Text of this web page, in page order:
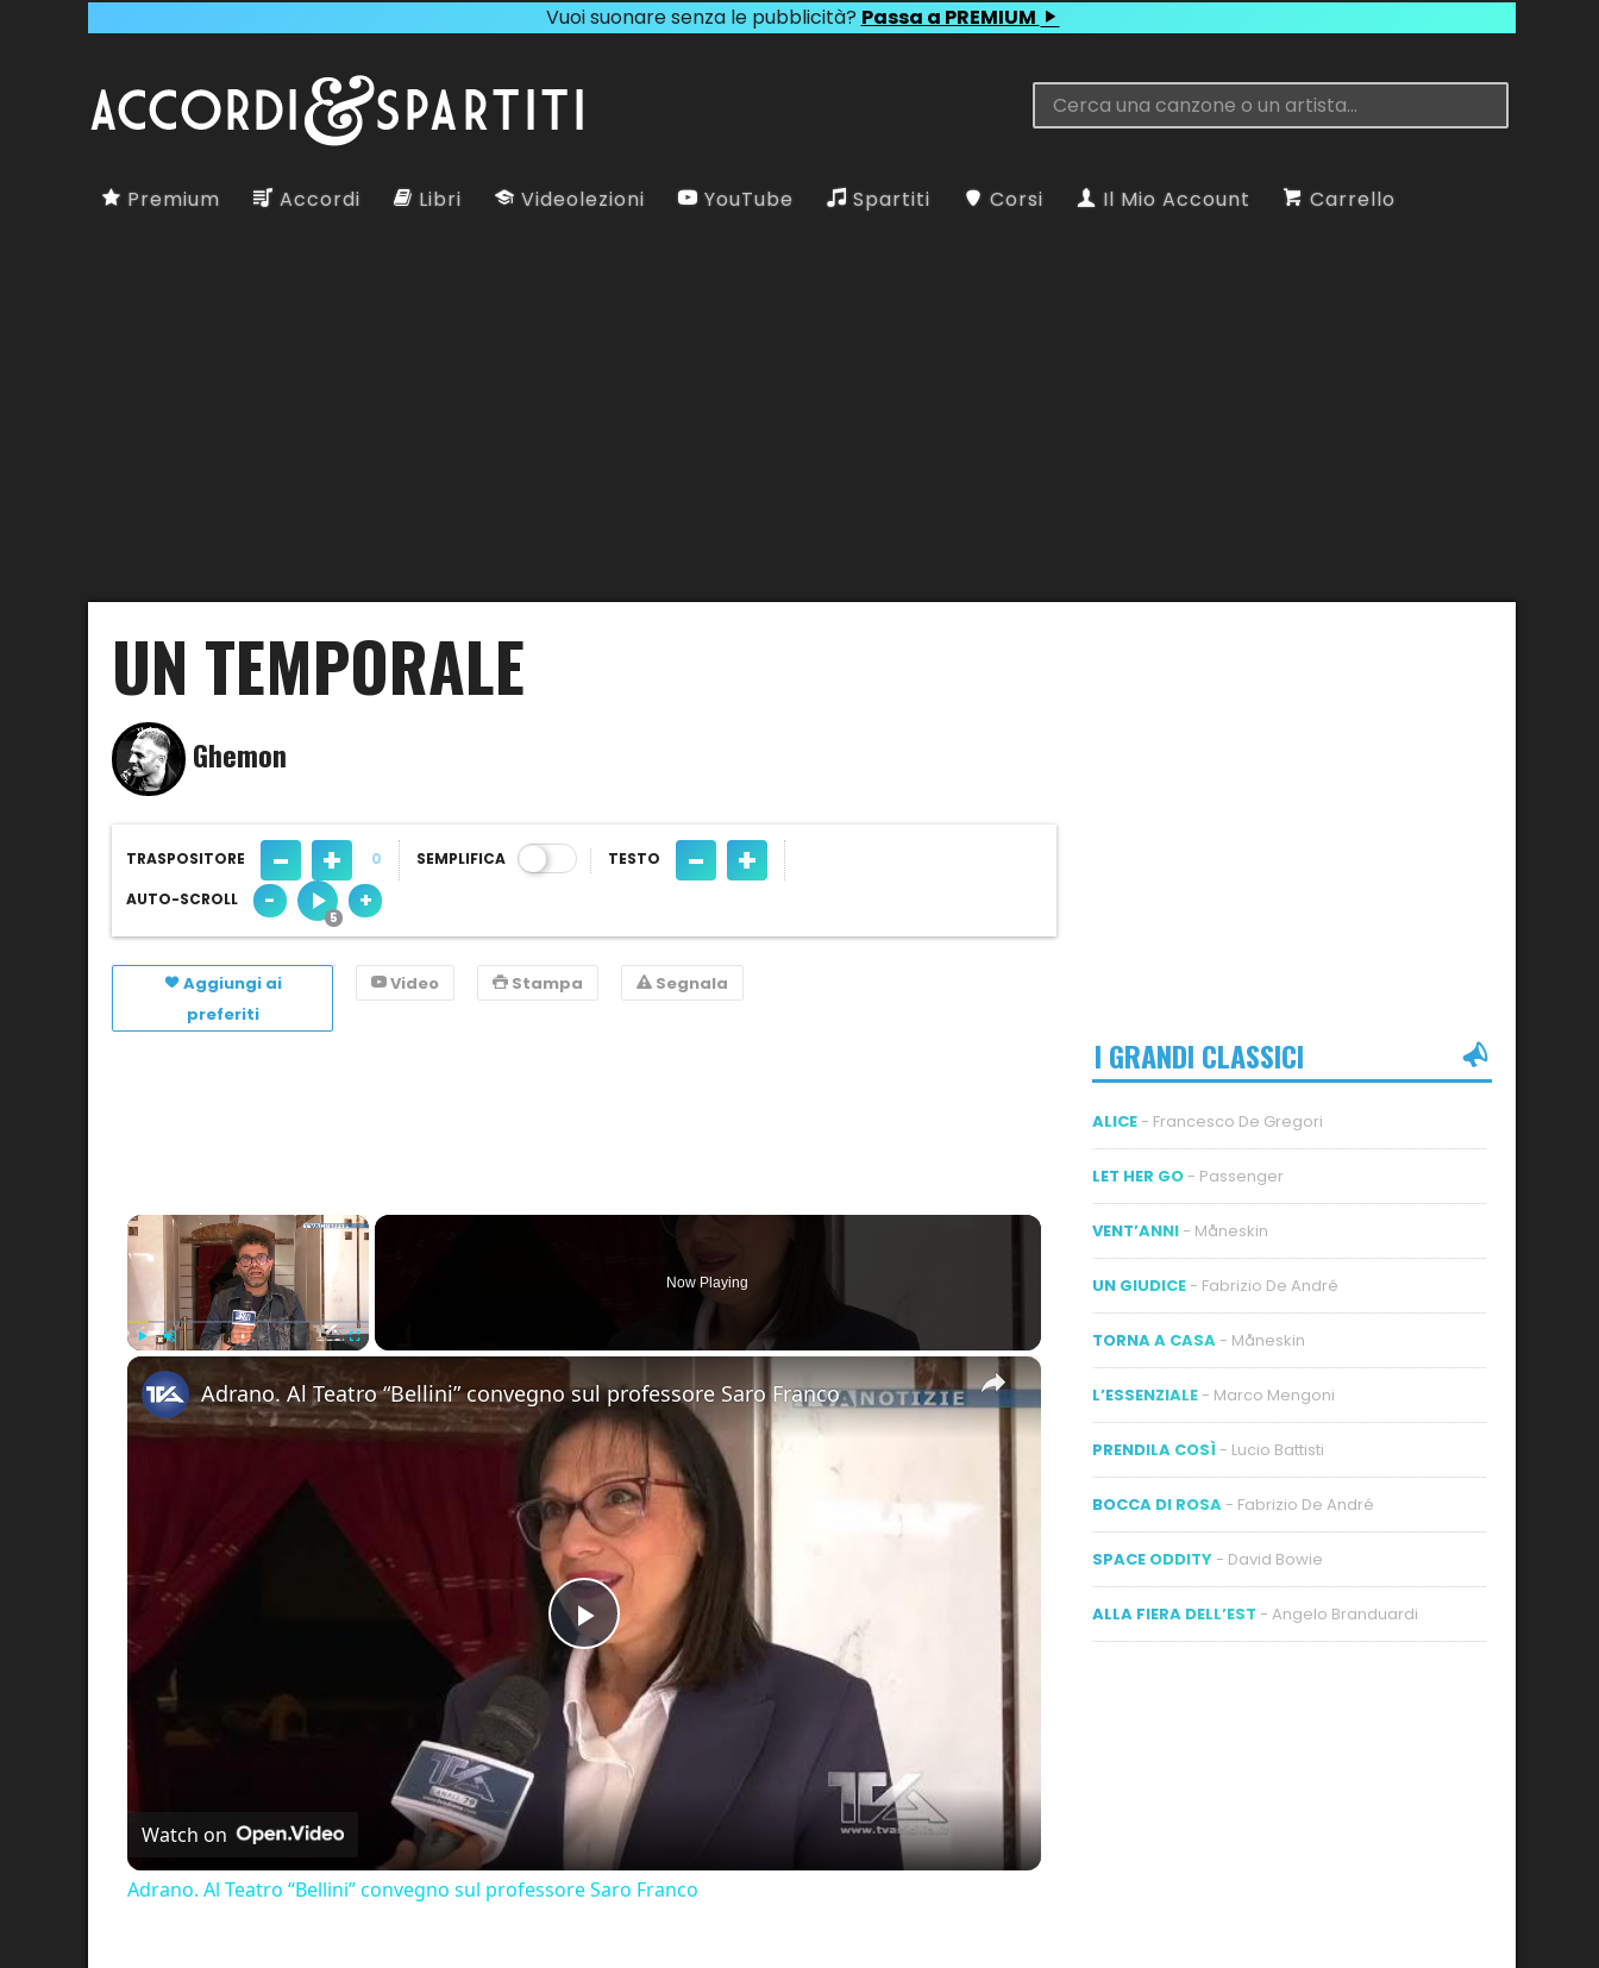
Vuoi suonare senza le pubblicità? Passa a PREMIUM
Premium Accordi Libri Videolezioni YouTube Spartiti Corsi Il Mio Account Carrello
UN TEMPORALE
Ghemon
TRASPOSITORE - + 0 SEMPLIFICA TESTO - +
AUTO-SCROLL - +
Aggiungi ai
preferiti
Video Stampa Segnala
×
Now Playing
×
Play
Video
Adrano. Al Teatro “Bellini” convegno sul professore Saro Franco
Watch on
Adrano. Al Teatro “Bellini” convegno sul professore Saro Franco
I GRANDI CLASSICI
ALICE - Francesco De Gregori
LET HER GO - Passenger
VENT’ANNI - Måneskin
UN GIUDICE - Fabrizio De André
TORNA A CASA - Måneskin
L’ESSENZIALE - Marco Mengoni
PRENDILA COSÌ - Lucio Battisti
BOCCA DI ROSA - Fabrizio De André
SPACE ODDITY - David Bowie
ALLA FIERA DELL’EST - Angelo Branduardi